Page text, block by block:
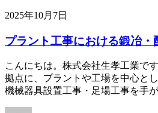
2025年10月7日
プラント工事における鍛冶・
こんにちは。株式会社生孝工業で
拠点に、プラントや工場を中心と
機械器具設置工事・足場工事を手